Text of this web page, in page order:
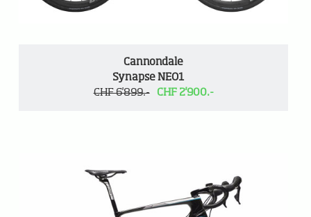
Cannondale
Synapse NEO1
CHF 6'899.-
CHF 2'900.-